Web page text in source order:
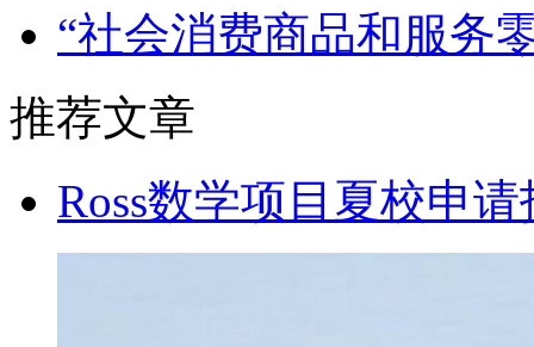
“社会消费商品和服务
推荐文章
Ross数学项目夏校申